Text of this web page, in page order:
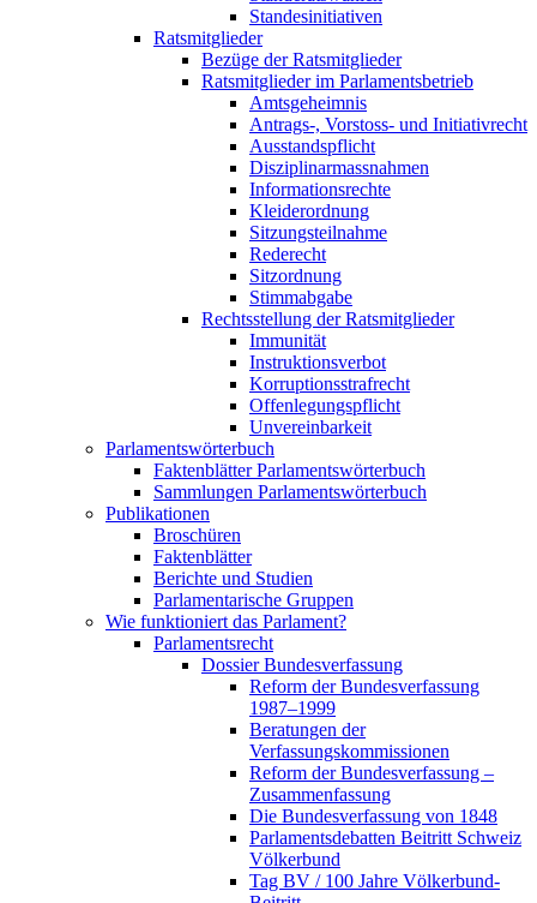
Standesinitiativen
Ratsmitglieder
Bezüge der Ratsmitglieder
Ratsmitglieder im Parlamentsbetrieb
Amtsgeheimnis
Antrags-, Vorstoss- und Initiativrecht
Ausstandspflicht
Disziplinarmassnahmen
Informationsrechte
Kleiderordnung
Sitzungsteilnahme
Rederecht
Sitzordnung
Stimmabgabe
Rechtsstellung der Ratsmitglieder
Immunität
Instruktionsverbot
Korruptionsstrafrecht
Offenlegungspflicht
Unvereinbarkeit
Parlamentswörterbuch
Faktenblätter Parlamentswörterbuch
Sammlungen Parlamentswörterbuch
Publikationen
Broschüren
Faktenblätter
Berichte und Studien
Parlamentarische Gruppen
Wie funktioniert das Parlament?
Parlamentsrecht
Dossier Bundesverfassung
Reform der Bundesverfassung
1987–1999
Beratungen der
Verfassungskommissionen
Reform der Bundesverfassung –
Zusammenfassung
Die Bundesverfassung von 1848
Parlamentsdebatten Beitritt Schweiz
Völkerbund
Tag BV / 100 Jahre Völkerbund-